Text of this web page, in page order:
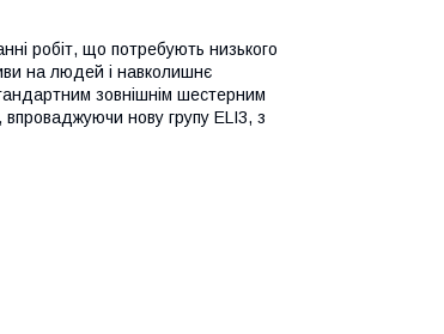
робіт, що потребують низького
на людей і навколишнє
зовнішнім шестерним
нову групу ELI3, з